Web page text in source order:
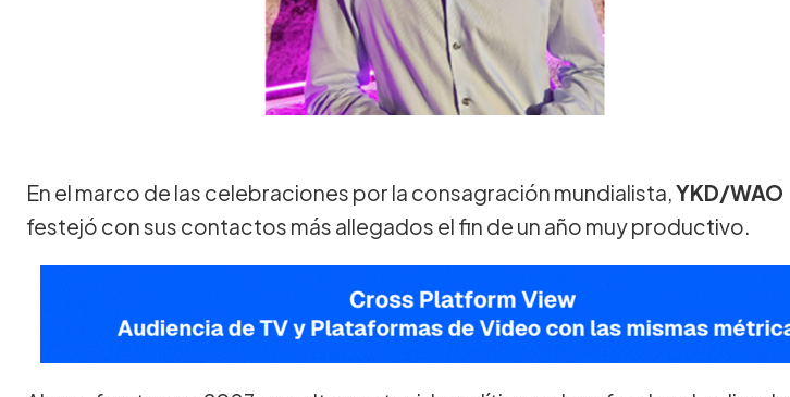
En el marco de las celebraciones por la consagración mundialista, YKD/WAO
festejó con sus contactos más allegados el fin de un año muy productivo.